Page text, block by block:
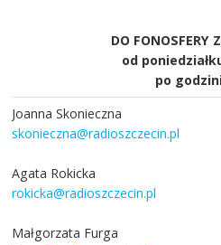
DO FONOSFERY
od
po
Joanna Skonieczna
skonieczna@radioszczecin.pl
Agata Rokicka
rokicka@radioszczecin.pl
Małgorzata Furga